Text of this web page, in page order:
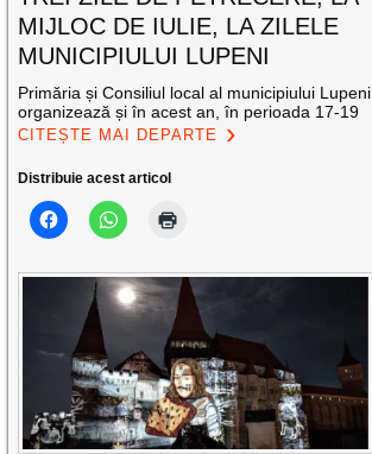
MIJLOC DE IULIE, LA ZILELE
MUNICIPIULUI LUPENI
Primăria și Consiliul local al municipiului Lupeni
organizează și în acest an, în perioada 17-19
CITEȘTE MAI DEPARTE
Distribuie acest articol